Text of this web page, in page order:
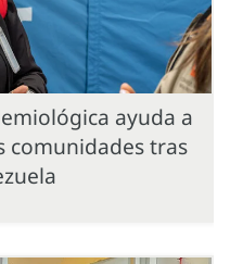
ayuda a
comunidades tras